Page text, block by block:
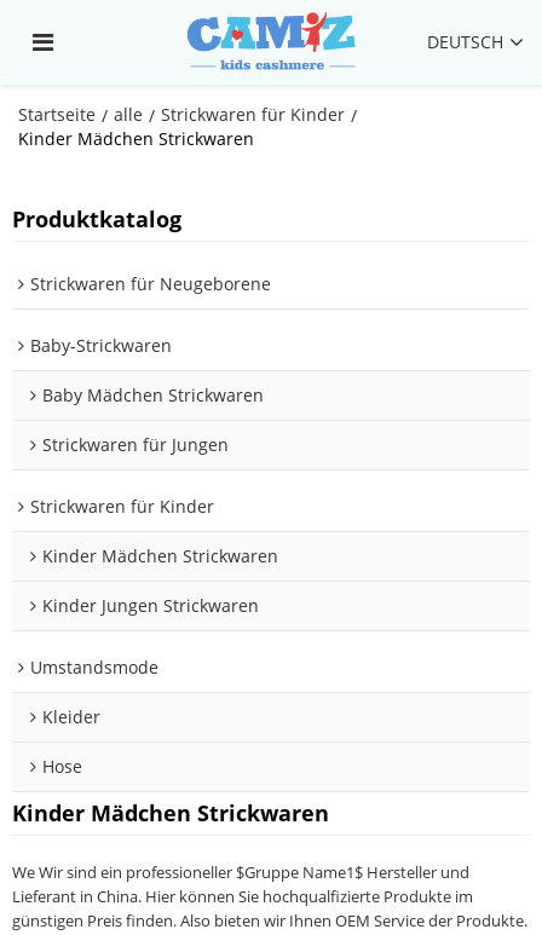
DEUTSCH
Startseite / alle / Strickwaren für Kinder /
Kinder Mädchen Strickwaren
Produktkatalog
Strickwaren für Neugeborene
Baby-Strickwaren
Baby Mädchen Strickwaren
Strickwaren für Jungen
Strickwaren für Kinder
Kinder Mädchen Strickwaren
Kinder Jungen Strickwaren
Umstandsmode
Kleider
Hose
Kinder Mädchen Strickwaren
We Wir sind ein professioneller $Gruppe Name1$ Hersteller und
Lieferant in China. Hier können Sie hochqualfizierte Produkte im
günstigen Preis finden. Also bieten wir Ihnen OEM Service der Produkte.